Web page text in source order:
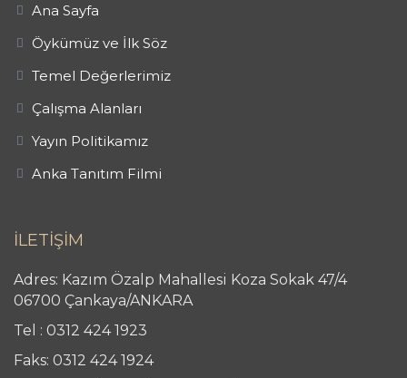
Ana Sayfa
Öykümüz ve İlk Söz
Temel Değerlerimiz
Çalışma Alanları
Yayın Politikamız
Anka Tanıtım Filmi
İLETİŞİM
Adres: Kazım Özalp Mahallesi Koza Sokak 47/4
06700 Çankaya/ANKARA
Tel : 0312 424 1923
Faks: 0312 424 1924